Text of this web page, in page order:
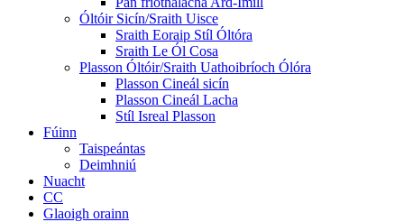
Óltóir Sicín/Sraith Uisce
Sraith Eoraip Stíl Óltóra
Sraith Le Ól Cosa
Plasson Óltóir/Sraith Uathoibríoch Ólóra
Plasson Cineál sicín
Plasson Cineál Lacha
Stíl Isreal Plasson
Fúinn
Taispeántas
Deimhniú
Nuacht
CC
Glaoigh orainn